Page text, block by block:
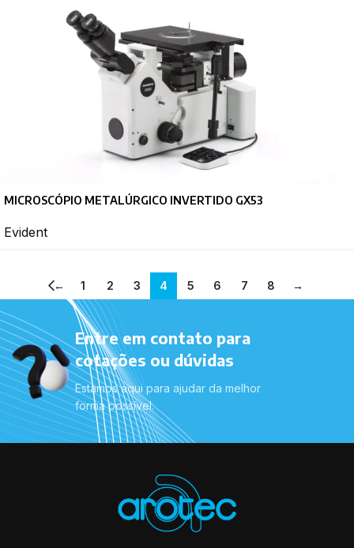
MICROSCÓPIO METALÚRGICO INVERTIDO GX53
Evident
← 1 2 3 4 5 6 7 8 →
Entre em contato para
cotações ou dúvidas
Estamos aqui para ajudar da melhor
forma possível.